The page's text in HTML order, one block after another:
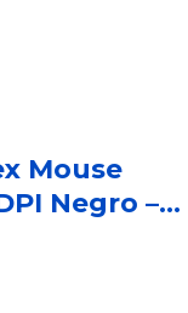
Mouse
Negro –